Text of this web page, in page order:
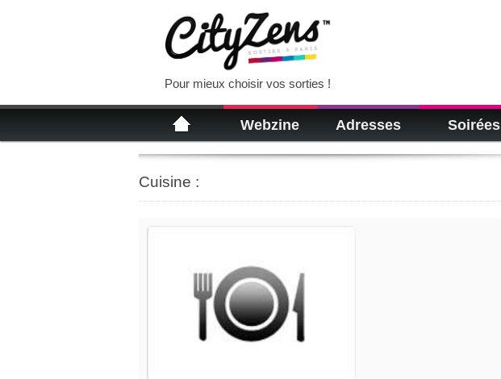
Pour mieux choisir vos sorties !
Webzine Adresses Soirées
Cuisine :